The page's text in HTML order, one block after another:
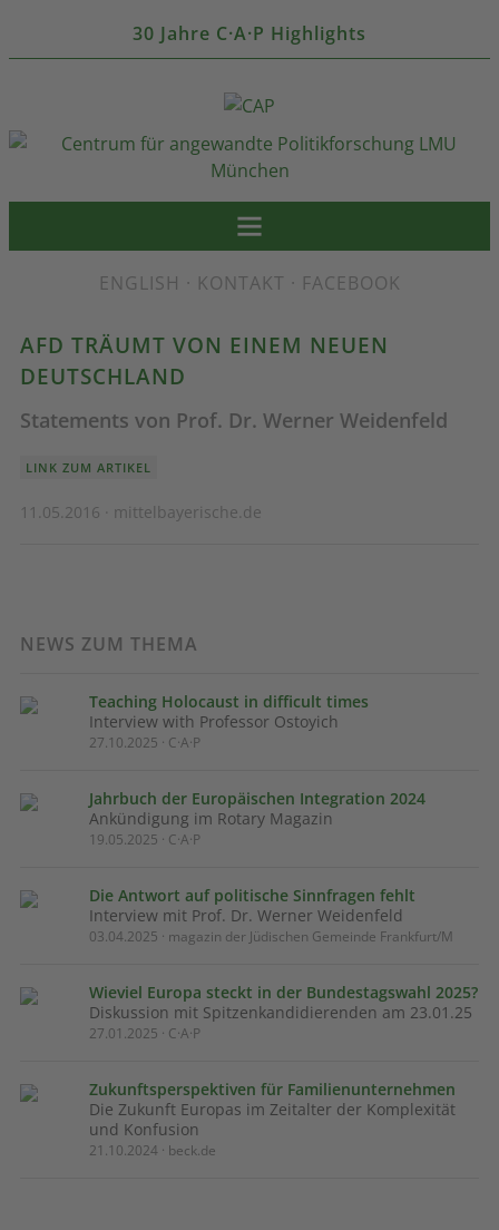
30 Jahre C·A·P Highlights
ENGLISH · KONTAKT · FACEBOOK
AFD TRÄUMT VON EINEM NEUEN
DEUTSCHLAND
Statements von Prof. Dr. Werner Weidenfeld
LINK ZUM ARTIKEL
11.05.2016 · mittelbayerische.de
NEWS ZUM THEMA
Teaching Holocaust in difficult times
Interview with Professor Ostoyich
27.10.2025 · C·A·P
Jahrbuch der Europäischen Integration 2024
Ankündigung im Rotary Magazin
19.05.2025 · C·A·P
Die Antwort auf politische Sinnfragen fehlt
Interview mit Prof. Dr. Werner Weidenfeld
03.04.2025 · magazin der Jüdischen Gemeinde Frankfurt/M
Wieviel Europa steckt in der Bundestagswahl 2025?
Diskussion mit Spitzenkandidierenden am 23.01.25
27.01.2025 · C·A·P
Zukunftsperspektiven für Familienunternehmen
Die Zukunft Europas im Zeitalter der Komplexität
und Konfusion
21.10.2024 · beck.de